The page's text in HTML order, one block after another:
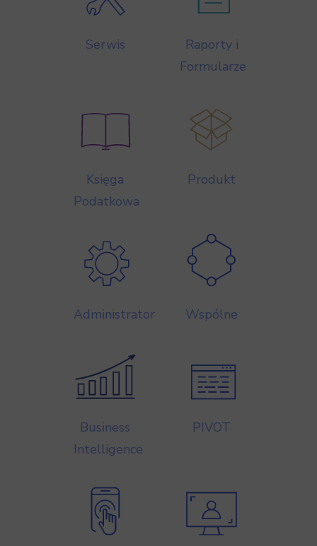
Serwis
Raporty i
Formularze
Księga
Podatkowa
Produkt
Administrator Wspólne
Business
Intelligence
PIVOT